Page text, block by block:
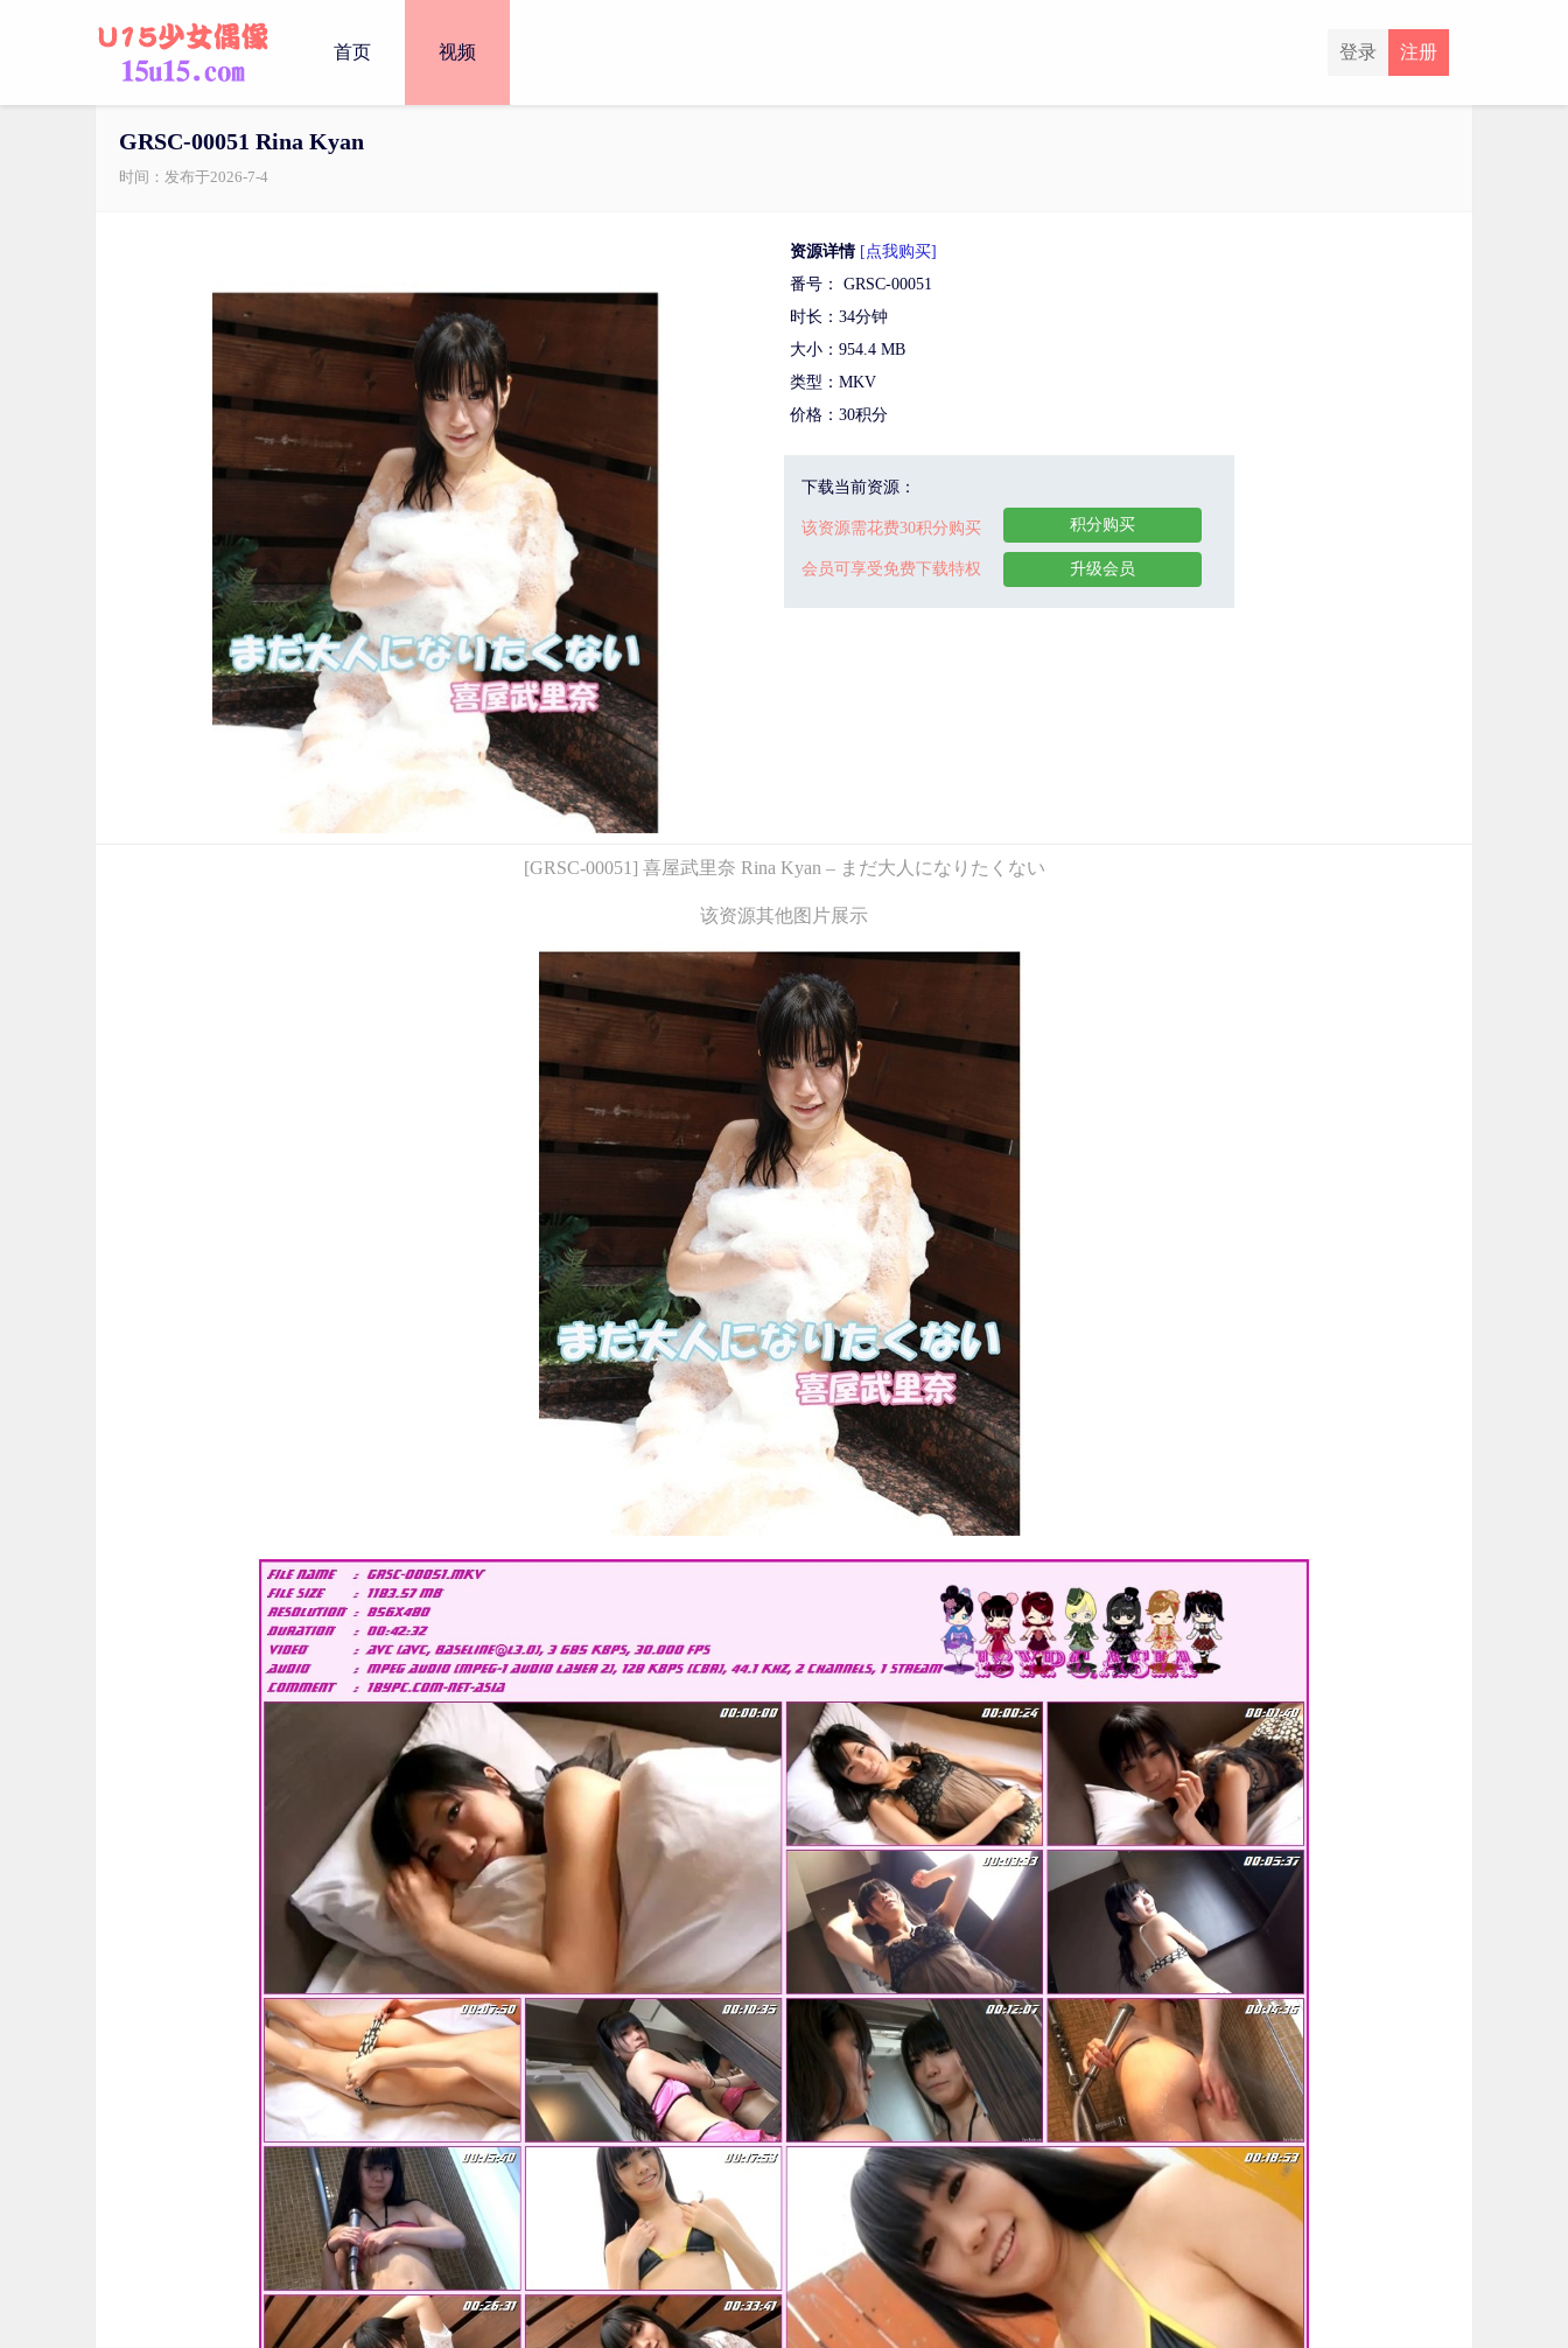
注册
登录
首页 视频
GRSC-00051 Rina Kyan
时间：发布于2026-7-4
资源详情 [点我购买]
番号： GRSC-00051
时长：34分钟
大小：954.4 MB
类型：MKV
价格：30积分
下载当前资源：
该资源需花费30积分购买
会员可享受免费下载特权
积分购买
升级会员
[GRSC-00051] 喜屋武里奈 Rina Kyan – まだ大人になりたくない
该资源其他图片展示